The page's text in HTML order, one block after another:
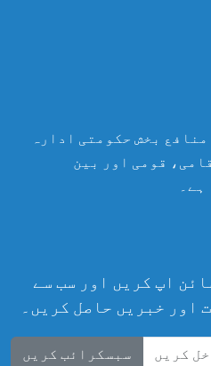
بخش حکومتی ادارہ
قومی اور بین
اپ کریں اور سب سے
اور خبریں حاصل کریں۔
سبسکرائب کریں